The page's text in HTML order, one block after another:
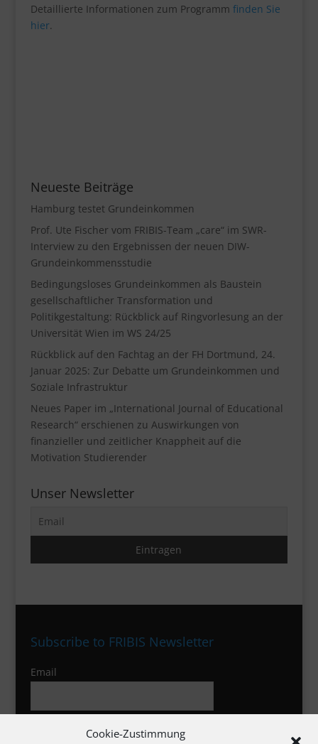
Cookie-Zustimmung
Detaillierte Informationen zum Programm finden Sie
hier.
Neueste Beiträge
Hamburg testet Grundeinkommen
Prof. Ute Fischer vom FRIBIS-Team „care“ im SWR-
Interview zu den Ergebnissen der neuen DIW-
Grundeinkommensstudie
Bedingungsloses Grundeinkommen als Baustein
gesellschaftlicher Transformation und
Politikgestaltung: Rückblick auf Ringvorlesung an der
Universität Wien im WS 24/25
Rückblick auf den Fachtag an der FH Dortmund, 24.
Januar 2025: Zur Debatte um Grundeinkommen und
Soziale Infrastruktur
Neues Paper im „International Journal of Educational
Research“ erschienen zu Auswirkungen von
finanzieller und zeitlicher Knappheit auf die
Motivation Studierender
Unser Newsletter
Subscribe to FRIBIS Newsletter
Email